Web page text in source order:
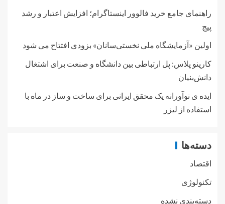
راهنمای جامع خرید فالوور اینستاگرام؛ افزایش اعتبار و رشد
پیج
اولین «آزمایشگاه ملی نخستی‌سانان» بزودی افتتاح می شود
کارینو پلاس: پل ارتباطی بین دانشگاه و صنعت برای اشتغال
دانش‌بنیان
ایده ی نوآورانه یک محقق ایرانی برای ساخت و ساز در ماه با
استفاده از لیزر
دسته‌ها
اقتصاد
تکنولوژی
دسته‌بندی نشده